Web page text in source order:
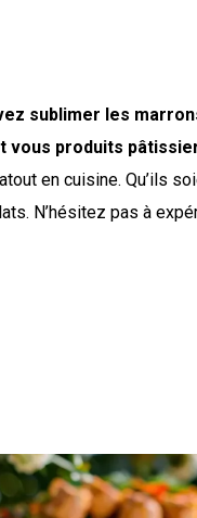
sublimer les
vous produits
en cuisine. Qu’ils
N’hésitez pas à